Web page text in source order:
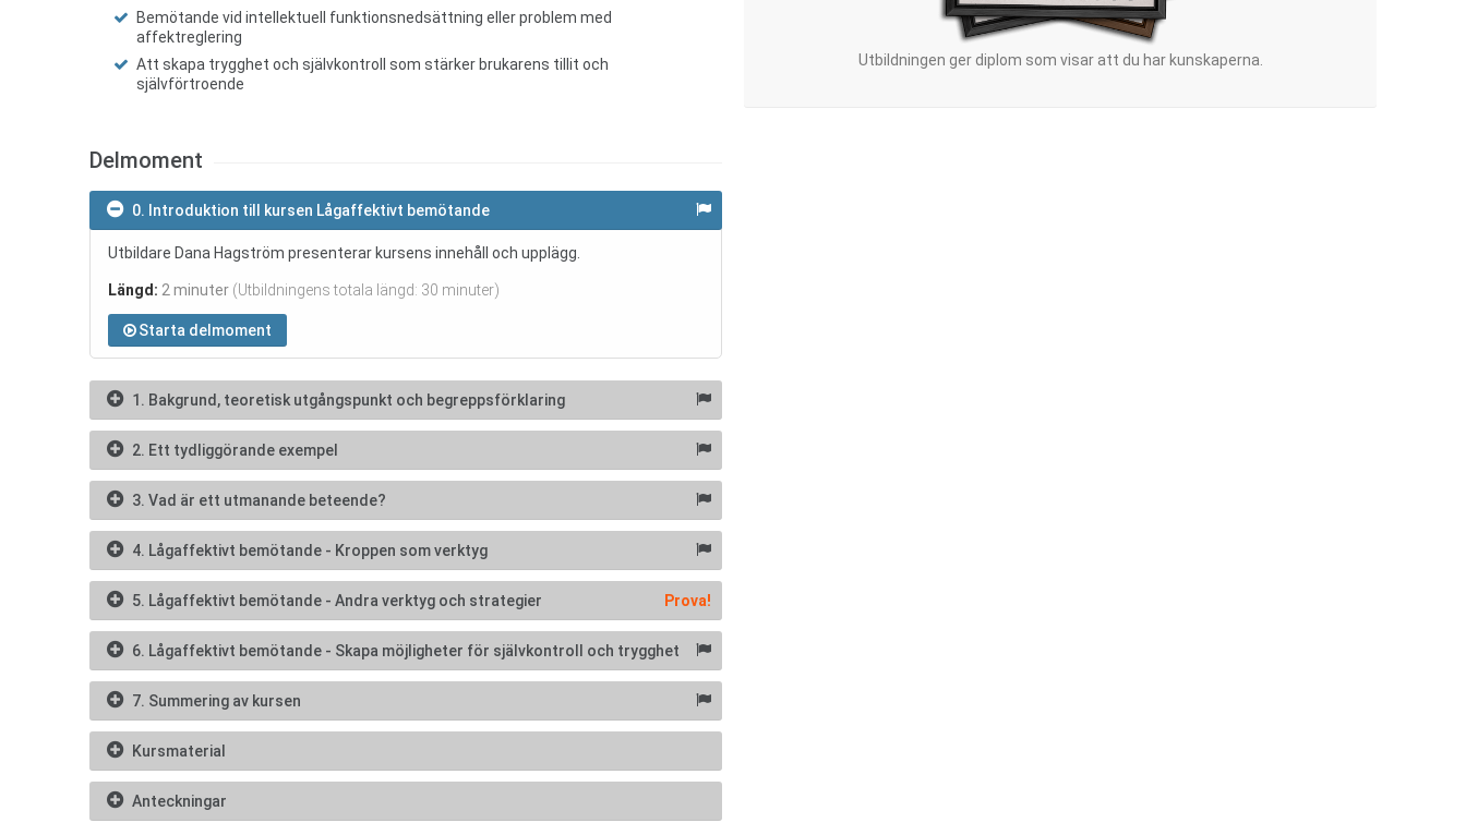
Bemötande vid intellektuell funktionsnedsättning eller problem med
affektreglering
Att skapa trygghet och självkontroll som stärker brukarens tillit och
självförtroende
Delmoment
0. Introduktion till kursen Lågaffektivt bemötande
Utbildare Dana Hagström presenterar kursens innehåll och upplägg.
Längd: 2 minuter (Utbildningens totala längd: 30 minuter)
Starta delmoment
1. Bakgrund, teoretisk utgångspunkt och begreppsförklaring
2. Ett tydliggörande exempel
3. Vad är ett utmanande beteende?
4. Lågaffektivt bemötande - Kroppen som verktyg
5. Lågaffektivt bemötande - Andra verktyg och strategier Prova!
6. Lågaffektivt bemötande - Skapa möjligheter för självkontroll och trygghet
7. Summering av kursen
Kursmaterial
Anteckningar
Utbildningen ger diplom som visar att du har kunskaperna.